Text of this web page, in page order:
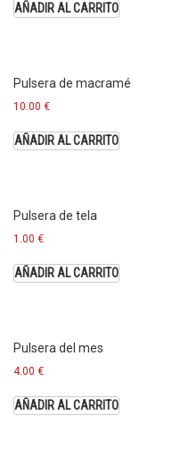
AÑADIR AL CARRITO
Pulsera de macramé
10.00 €
AÑADIR AL CARRITO
Pulsera de tela
1.00 €
AÑADIR AL CARRITO
Pulsera del mes
4.00 €
AÑADIR AL CARRITO